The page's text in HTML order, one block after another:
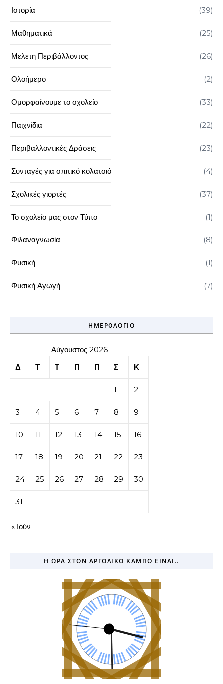
Ιστορία (39)
Μαθηματικά (25)
Μελετη Περιβάλλοντος (26)
Ολοήμερο (2)
Ομορφαίνουμε το σχολείο (33)
Παιχνίδια (22)
Περιβαλλοντικές Δράσεις (23)
Συνταγές για σπιτικό κολατσιό (4)
Σχολικές γιορτές (37)
Το σχολείο μας στον Τύπο (1)
Φιλαναγνωσία (8)
Φυσική (1)
Φυσική Αγωγή (7)
ΗΜΕΡΟΛΌΓΙΟ
Αύγουστος 2026
Δ
Τ Τ Π Π Σ Κ
1 2
3 4 5 6 7 8 9
10 11 12 13 14 15 16
17 18 19 20 21 22 23
24 25 26 27 28 29 30
31
« Ιούν
Η ΏΡΑ ΣΤΟΝ ΑΡΓΟΛΙΚΌ ΚΆΜΠΟ ΕΊΝΑΙ..